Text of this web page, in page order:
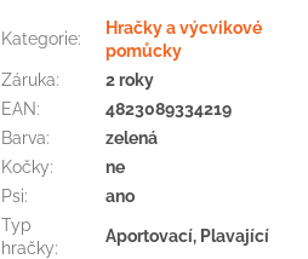
Kategorie:
Hračky a výcvikové
pomůcky
Záruka:
2 roky
EAN:
4823089334219
Barva:
zelená
Kočky:
ne
Psi:
ano
Typ
hračky:
Aportovací, Plavající